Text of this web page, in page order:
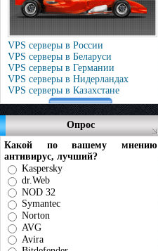
VPS серверы в России
VPS серверы в Беларуси
VPS серверы в Германии
VPS серверы в Нидерландах
VPS серверы в Казахстане
Опрос
Какой по вашему мнению
антивирус, лучший?
Kaspersky
dr.Web
NOD 32
Symantec
Norton
AVG
Avira